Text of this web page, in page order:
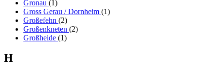
Gronau (1)
Gross Gerau / Dornheim (1)
Großefehn (2)
Großenkneten (2)
Großheide (1)
H